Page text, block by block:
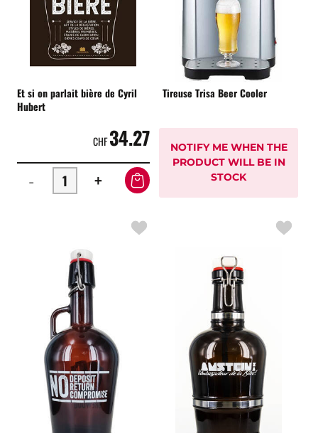
Et si on parlait bière de Cyril
Hubert
CHF34.27
-
+
Tireuse Trisa Beer Cooler
NOTIFY ME WHEN THE
PRODUCT WILL BE IN
STOCK